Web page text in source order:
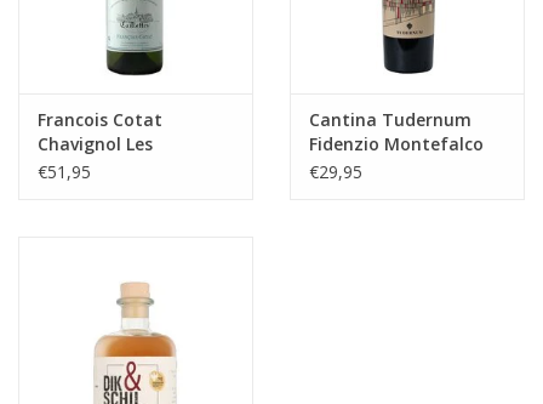
Francois Cotat
Chavignol Les
Caillottes Sancerre
€51,95
Cantina Tudernum
Fidenzio Montefalco
Sagrantino Umbria
€29,95